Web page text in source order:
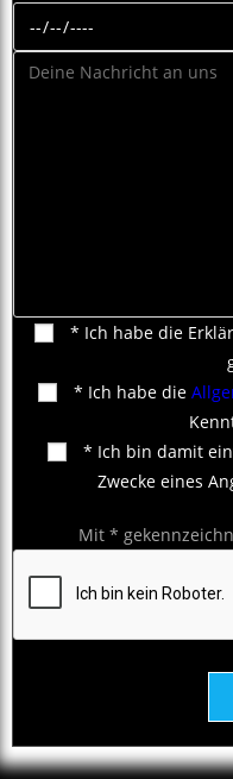
* Ich habe die
* Ich habe die
* Ich bin damit
Zwecke eines
Mit *